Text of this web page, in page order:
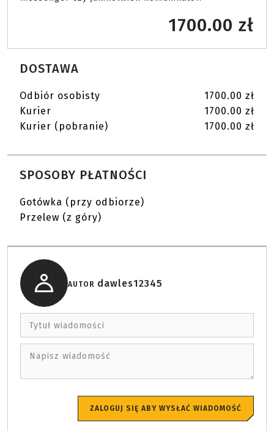
1700.00 zł
DOSTAWA
Odbiór osobisty
1700.00 zł
Kurier
1700.00 zł
Kurier (pobranie)
1700.00 zł
SPOSOBY PŁATNOŚCI
Gotówka (przy odbiorze)
Przelew (z góry)
AUTOR dawles12345
Tytuł wiadomości
Napisz wiadomość
ZALOGUJ SIĘ ABY WYSŁAĆ WIADOMOŚĆ